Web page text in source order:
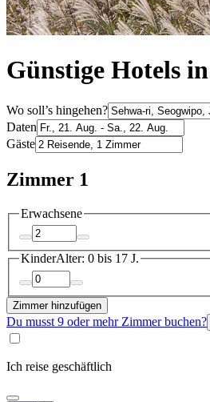
Günstige Hotels
Wo soll’s hingehen?
Daten
Gäste
Zimmer 1
Erwachsene
KinderAlter: 0 bis 17 J.
Zimmer hinzufügen
Du musst 9 oder mehr Zimmer buchen?
Ich reise geschäftlich